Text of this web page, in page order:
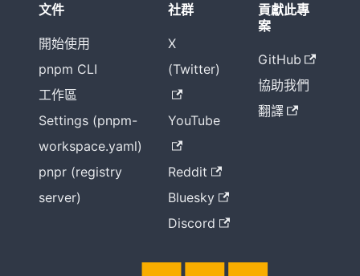
文件
開始使用
pnpm CLI
工作區
Settings (pnpm-
workspace.yaml)
pnpr (registry
server)
社群
X
(Twitter)
YouTube
Reddit
Bluesky
Discord
貢獻此專
案
GitHub
協助我們
翻譯